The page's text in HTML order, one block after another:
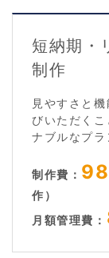
短納期・
制作
見やすさと
びいただく
ナブルなプラ
制作費：
作）
月額管理費：